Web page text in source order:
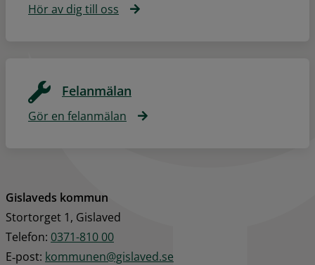
Hör av dig till oss
Felanmälan
Gör en felanmälan
Gislaveds kommun
Stortorget 1, Gislaved
Telefon: 0371-810 00
E‑post: kommunen@gislaved.se